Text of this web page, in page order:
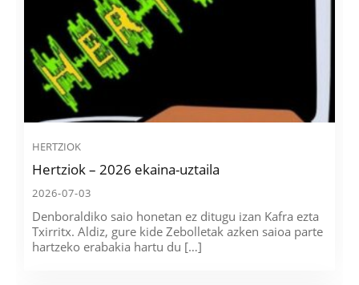
HERTZIOK
Hertziok – 2026 ekaina-uztaila
2026-07-03
Denboraldiko saio honetan ez ditugu izan Kafra ezta
Txirritx. Aldiz, gure kide Zebolletak azken saioa parte
hartzeko erabakia hartu du […]